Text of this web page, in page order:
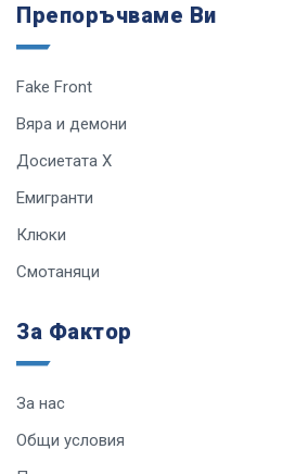
Препоръчваме Ви
Fake Front
Вяра и демони
Досиетата Х
Емигранти
Клюки
Смотаняци
За Фактор
За нас
Общи условия